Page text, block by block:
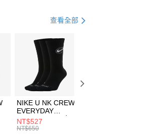
將跳轉至「AFTEE先享後
即可完成結帳。
。
中的連結，可透過四大超商
視為交易完成。
但若您需要取消訂單，請聯
仍視為有效，需透過AFTEE
費
費
費
查看全部
NIKE U NK CREW
EVERYDAY
BBALL 3PR 男女
長統襪
NT$527
NT$650